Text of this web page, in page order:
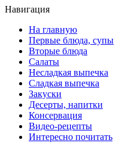
Навигация
На главную
Первые блюда, супы
Вторые блюда
Салаты
Несладкая выпечка
Сладкая выпечка
Закуски
Десерты, напитки
Консервация
Видео-рецепты
Интересно почитать